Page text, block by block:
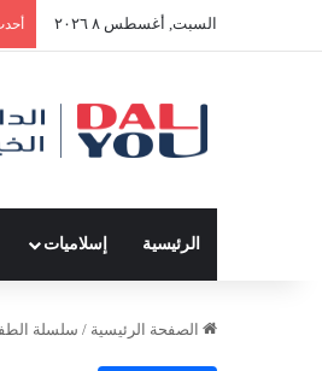
السبت, أغسطس ٨ ٢٠٢٦
الرئيسية إسلاميات
الصفحة الرئيسية / سلسلة